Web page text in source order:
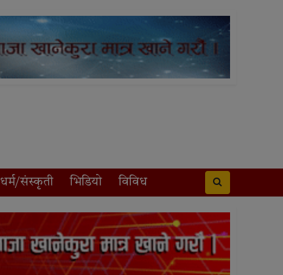
धर्म/संस्कृती भिडियो विविध